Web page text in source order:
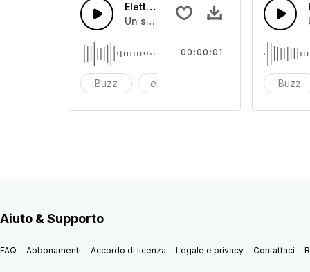
Elettrico 24
Un suono di ronzio elettrico
Buzz electric
00:00:01
Buzz
Aiuto & Supporto
FAQ Abbonamenti Accordo di licenza Legale e privacy Contattaci